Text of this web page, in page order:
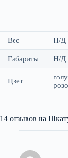
Вес Н/Д
Габариты Н/Д
Цвет
14 отзывов на